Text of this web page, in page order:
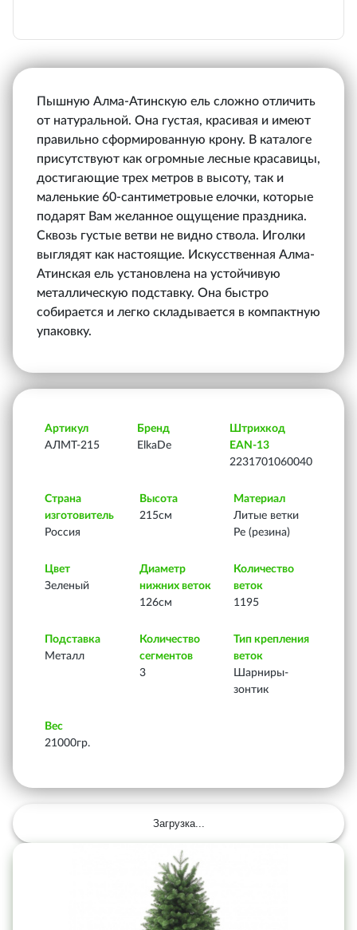
Пышную Алма-Атинскую ель сложно отличить
от натуральной. Она густая, красивая и имеют
правильно сформированную крону. В каталоге
присутствуют как огромные лесные красавицы,
достигающие трех метров в высоту, так и
маленькие 60-сантиметровые елочки, которые
подарят Вам желанное ощущение праздника.
Сквозь густые ветви не видно ствола. Иголки
выглядят как настоящие. Искусственная Алма-
Атинская ель установлена на устойчивую
металлическую подставку. Она быстро
собирается и легко складывается в компактную
упаковку.
Артикул
АЛМТ-215
Бренд
ElkaDe
Штрихкод
EAN-13
2231701060040
Страна
изготовитель
Россия
Высота
215см
Материал
Литые ветки
Ре (резина)
Цвет
Зеленый
Диаметр
нижних веток
126см
Количество
веток
1195
Подставка
Металл
Количество
сегментов
3
Тип крепления
веток
Шарниры-
зонтик
Вес
21000гр.
Загрузка...